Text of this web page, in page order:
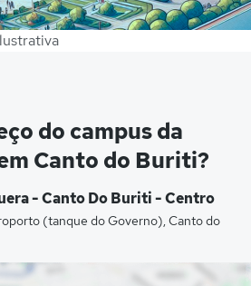
do campus da
Canto do Buriti?
- Canto Do Buriti - Centro
(tanque do Governo), Canto do